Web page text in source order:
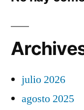
julio 2026
agosto 2025